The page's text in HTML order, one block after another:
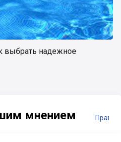
выбрать надежное
мнением